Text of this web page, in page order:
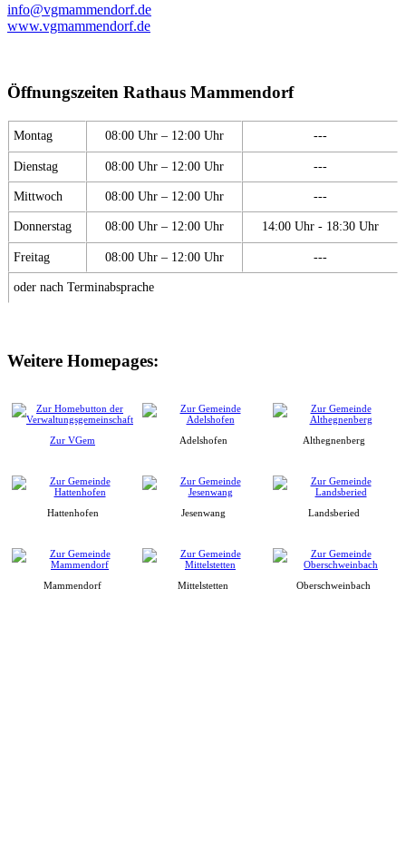
info@vgmammendorf.de
www.vgmammendorf.de
Öffnungszeiten Rathaus Mammendorf
Montag 08:00 Uhr – 12:00 Uhr ---
Dienstag 08:00 Uhr – 12:00 Uhr ---
Mittwoch 08:00 Uhr – 12:00 Uhr ---
Donnerstag 08:00 Uhr – 12:00 Uhr 14:00 Uhr - 18:30 Uhr
Freitag 08:00 Uhr – 12:00 Uhr ---
oder nach Terminabsprache
Weitere Homepages:
Zur VGem Adelshofen Althegnenberg
Hattenhofen Jesenwang Landsberied
Mammendorf Mittelstetten Oberschweinbach